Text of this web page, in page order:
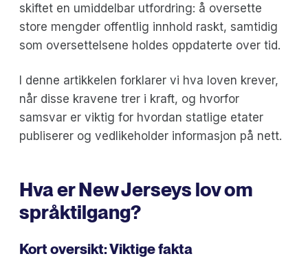
skiftet en umiddelbar utfordring: å oversette
store mengder offentlig innhold raskt, samtidig
som oversettelsene holdes oppdaterte over tid.
I denne artikkelen forklarer vi hva loven krever,
når disse kravene trer i kraft, og hvorfor
samsvar er viktig for hvordan statlige etater
publiserer og vedlikeholder informasjon på nett.
Hva er New Jerseys lov om
språktilgang?
Kort oversikt: Viktige fakta